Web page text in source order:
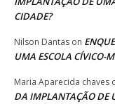
CIDADE?
Nilson Dantas on
UMA ESCOLA CÍVICO-
Maria Aparecida chaves
DA IMPLANTAÇÃO DE